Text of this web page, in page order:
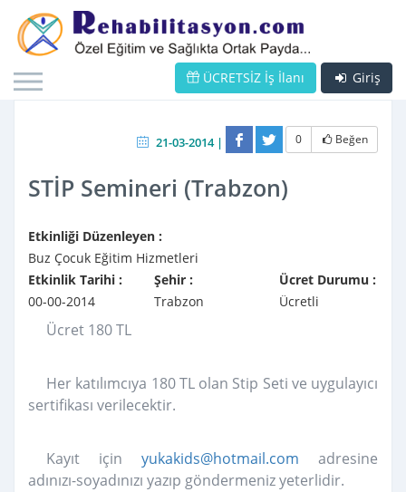
Giriş
ÜCRETSİZ İş İlanı
21-03-2014 | 0 Beğen
STİP Semineri (Trabzon)
Etkinliği Düzenleyen :
Buz Çocuk Eğitim Hizmetleri
Etkinlik Tarihi :
00-00-2014
Şehir :
Trabzon
Ücret Durumu :
Ücretli
Ücret 180 TL
Her katılımcıya 180 TL olan Stip Seti ve uygulayıcı
sertifikası verilecektir.
Kayıt için yukakids@hotmail.com adresine
adınızı-soyadınızı yazıp göndermeniz yeterlidir.